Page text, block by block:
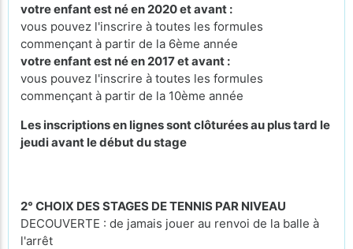
votre enfant est né en 2020 et avant :
vous pouvez l'inscrire à toutes les formules
commençant à partir de la 6ème année
votre enfant est né en 2017 et avant :
vous pouvez l'inscrire à toutes les formules
commençant à partir de la 10ème année
Les inscriptions en lignes sont clôturées au plus tard le
jeudi avant le début du stage
2° CHOIX DES STAGES DE TENNIS PAR NIVEAU
DECOUVERTE : de jamais jouer au renvoi de la balle à
l'arrêt